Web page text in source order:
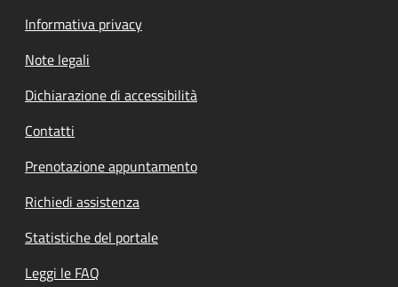
Informativa privacy
Note legali
Dichiarazione di accessibilità
Contatti
Prenotazione appuntamento
Richiedi assistenza
Statistiche del portale
Leggi le FAQ